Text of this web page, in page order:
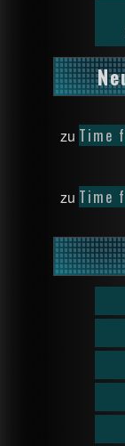
zu Time
zu Time